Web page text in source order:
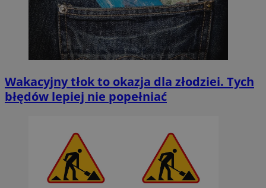
Wakacyjny tłok to okazja dla złodziei. Tych
błędów lepiej nie popełniać